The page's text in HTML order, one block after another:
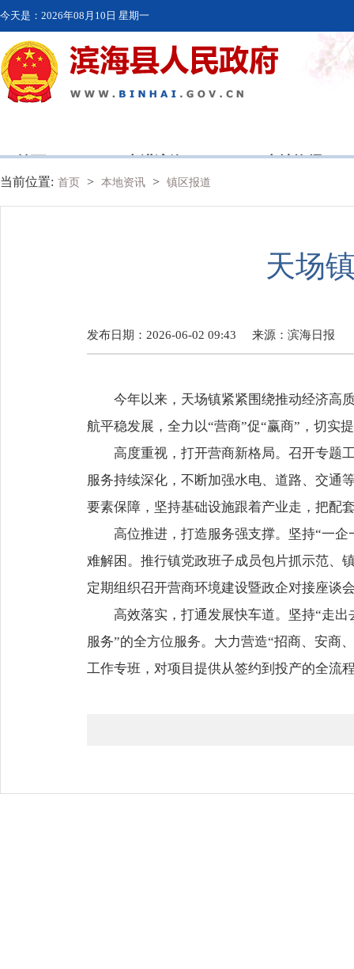
今天是： 2026年08月10日 星期一
首页 走进滨海 本地资讯
当前位置: 首页 > 本地资讯 > 镇区报道
天场
发布日期：2026-06-02 09:43 来源： 滨海日报
今年以来，天场镇紧紧围绕推动经济高
航平稳发展，全力以“营商”促“赢商”，切实
高度重视，打开营商新格局。召开专题
服务持续深化，不断加强水电、道路、交通
要素保障，坚持基础设施跟着产业走，把配
高位推进，打造服务强支撑。坚持“一
难解困。推行镇党政班子成员包片抓示范、
定期组织召开营商环境建设暨政企对接座谈
高效落实，打通发展快车道。坚持“走
服务”的全方位服务。大力营造“招商、安商
工作专班，对项目提供从签约到投产的全流